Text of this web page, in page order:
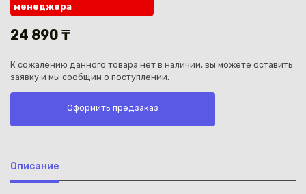
менеджера
24 890 ₸
К сожалению данного товара нет в наличии, вы можете оставить
заявку и мы сообщим о поступлении.
Оформить предзаказ
Описание